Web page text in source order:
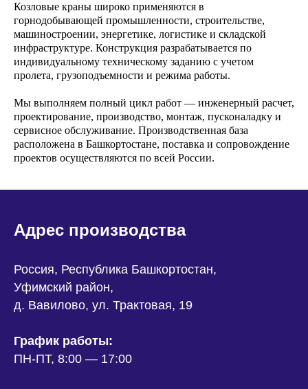
Козловые краны широко применяются в
горнодобывающей промышленности, строительстве,
машиностроении, энергетике, логистике и складской
инфраструктуре. Конструкция разрабатывается по
индивидуальному техническому заданию с учетом
пролета, грузоподъемности и режима работы.
Мы выполняем полный цикл работ — инженерный расчет,
проектирование, производство, монтаж, пусконаладку и
сервисное обслуживание. Производственная база
расположена в Башкортостане, поставка и сопровождение
проектов осуществляются по всей России.
Адрес производства
Россия, Республика Башкортостан,
Уфимский район,
д. Вавилово, ул. Трактовая, 19
График работы:
ПН-ПТ, 8:00 — 17:00